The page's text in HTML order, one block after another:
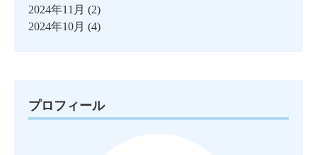
2024年11月 (2)
2024年10月 (4)
プロフィール